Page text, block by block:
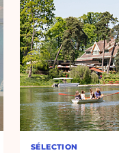
SÉLECTION